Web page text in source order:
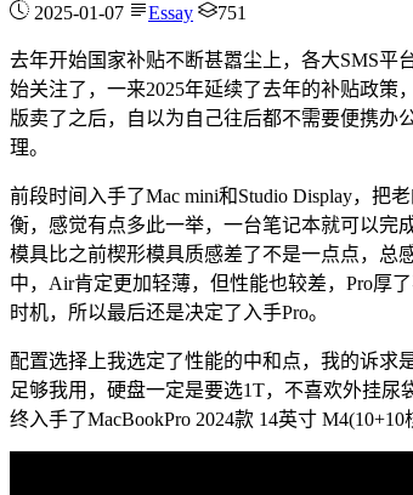
2025-01-07 Essay 751
去年开始国家补贴不断甚嚣尘上，各大SMS
始关注了，一来2025年延续了去年的补贴政策
版卖了之后，自以为自己往后都不需要便携办
理。
前段时间入手了Mac mini和Studio Display，把
衡，感觉有点多此一举，一台笔记本就可以完
模具比之前楔形模具质感差了不是一点点，总
中，Air肯定更加轻薄，但性能也较差，Pro厚
时机，所以最后还是决定了入手Pro。
配置选择上我选定了性能的中和点，我的诉求
足够我用，硬盘一定是要选1T，不喜欢外挂
终入手了MacBookPro 2024款 14英寸